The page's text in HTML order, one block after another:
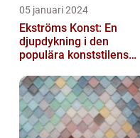
05 januari 2024
Ekströms Konst: En
djupdykning i den
populära konststilens